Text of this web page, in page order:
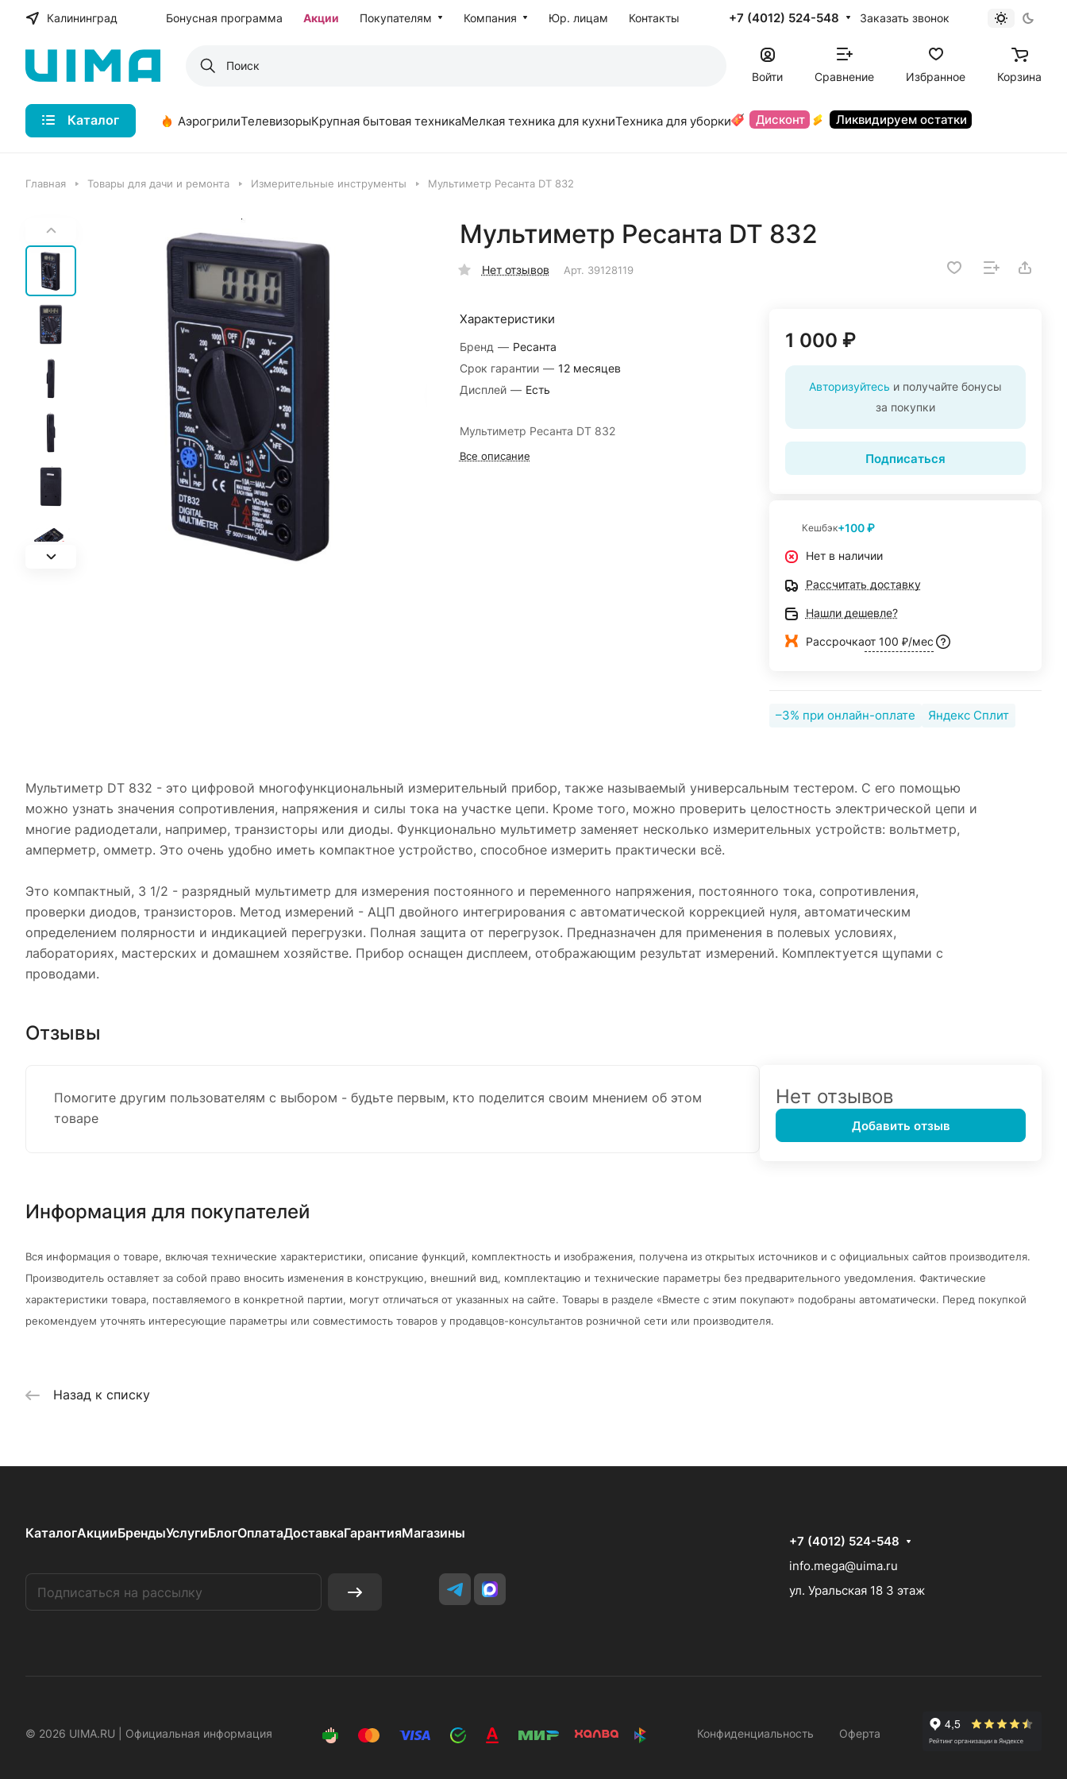
Калининград Бонусная программа Акции Покупателям Компания Юр. лицам Контакты +7 (4012) 524-548 Заказать звонок
Войти Сравнение Избранное Корзина
Каталог АэрогрилиТелевизорыКрупная бытовая техникаМелкая техника для кухниТехника для уборки Дисконт Ликвидируем остатки
Главная Товары для дачи и ремонта Измерительные инструменты Мультиметр Ресанта DT 832
Мультиметр Ресанта DT 832
Нет отзывов Арт. 39128119
Характеристики
Бренд — Ресанта
Срок гарантии — 12 месяцев
Дисплей — Есть
Мультиметр Ресанта DT 832
Все описание
1 000 ₽
Авторизуйтесь и получайте бонусы
за покупки
Подписаться
Кешбэк+100 ₽
Нет в наличии
Рассчитать доставку
Нашли дешевле?
Рассрочкаот 100 ₽/мес
–3% при онлайн-оплате Яндекс Сплит
Мультиметр DT 832 - это цифровой многофункциональный измерительный прибор, также называемый универсальным тестером. С его помощью
можно узнать значения сопротивления, напряжения и силы тока на участке цепи. Кроме того, можно проверить целостность электрической цепи и
многие радиодетали, например, транзисторы или диоды. Функционально мультиметр заменяет несколько измерительных устройств: вольтметр,
амперметр, омметр. Это очень удобно иметь компактное устройство, способное измерить практически всё.
Это компактный, 3 1/2 - разрядный мультиметр для измерения постоянного и переменного напряжения, постоянного тока, сопротивления,
проверки диодов, транзисторов. Метод измерений - АЦП двойного интегрирования с автоматической коррекцией нуля, автоматическим
определением полярности и индикацией перегрузки. Полная защита от перегрузок. Предназначен для применения в полевых условиях,
лабораториях, мастерских и домашнем хозяйстве. Прибор оснащен дисплеем, отображающим результат измерений. Комплектуется щупами с
проводами.
Отзывы
Помогите другим пользователям с выбором - будьте первым, кто поделится своим мнением об этом
товаре
Нет отзывов
Добавить отзыв
Информация для покупателей
Вся информация о товаре, включая технические характеристики, описание функций, комплектность и изображения, получена из открытых источников и с официальных сайтов производителя.
Производитель оставляет за собой право вносить изменения в конструкцию, внешний вид, комплектацию и технические параметры без предварительного уведомления. Фактические
характеристики товара, поставляемого в конкретной партии, могут отличаться от указанных на сайте. Товары в разделе «Вместе с этим покупают» подобраны автоматически. Перед покупкой
рекомендуем уточнять интересующие параметры или совместимость товаров у продавцов-консультантов розничной сети или производителя.
Назад к списку
КаталогАкцииБрендыУслугиБлогОплатаДоставкаГарантияМагазины
+7 (4012) 524-548
info.mega@uima.ru
ул. Уральская 18 3 этаж
© 2026 UIMA.RU | Официальная информация Конфиденциальность Оферта